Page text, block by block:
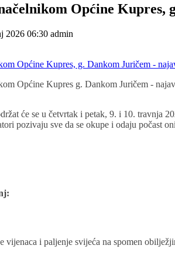
Općine Kupres,
2026 06:30 admin
Općine Kupres, g. Dankom Juričem -
Općine Kupres g. Dankom Juričem -
će se u četvrtak i petak, 9. i 10. travnja
pozivaju sve da se okupe i odaju počast
vijenaca i paljenje svijeća na spomen